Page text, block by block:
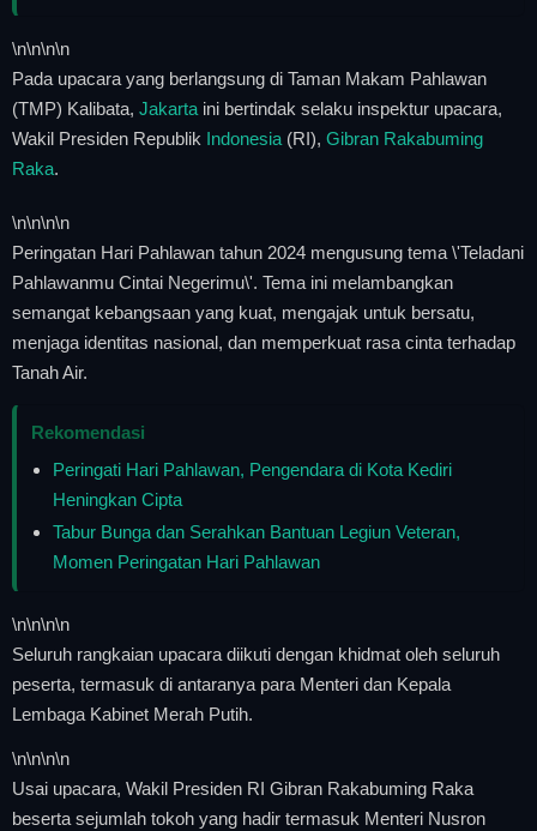
\n\n\n\n
Pada upacara yang berlangsung di Taman Makam Pahlawan
(TMP) Kalibata, Jakarta ini bertindak selaku inspektur upacara,
Wakil Presiden Republik Indonesia (RI), Gibran Rakabuming
Raka.
\n\n\n\n
Peringatan Hari Pahlawan tahun 2024 mengusung tema \'Teladani
Pahlawanmu Cintai Negerimu\'. Tema ini melambangkan
semangat kebangsaan yang kuat, mengajak untuk bersatu,
menjaga identitas nasional, dan memperkuat rasa cinta terhadap
Tanah Air.
Rekomendasi
Peringati Hari Pahlawan, Pengendara di Kota Kediri
Heningkan Cipta
Tabur Bunga dan Serahkan Bantuan Legiun Veteran,
Momen Peringatan Hari Pahlawan
\n\n\n\n
Seluruh rangkaian upacara diikuti dengan khidmat oleh seluruh
peserta, termasuk di antaranya para Menteri dan Kepala
Lembaga Kabinet Merah Putih.
\n\n\n\n
Usai upacara, Wakil Presiden RI Gibran Rakabuming Raka
beserta sejumlah tokoh yang hadir termasuk Menteri Nusron